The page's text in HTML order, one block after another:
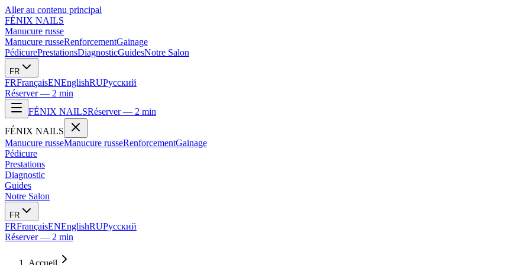
Aller au contenu principal
FÉNIX NAILS
Manucure russe
Manucure russeRenforcementGainage
PédicurePrestationsDiagnosticGuidesNotre Salon
FR
FRFrançaisENEnglishRUРусский
Réserver — 2 min
FÉNIX NAILSRéserver — 2 min
FÉNIX NAILS
Manucure russeManucure russeRenforcementGainage
Pédicure
Prestations
Diagnostic
Guides
Notre Salon
FR
FRFrançaisENEnglishRUРусский
Réserver — 2 min
Accueil